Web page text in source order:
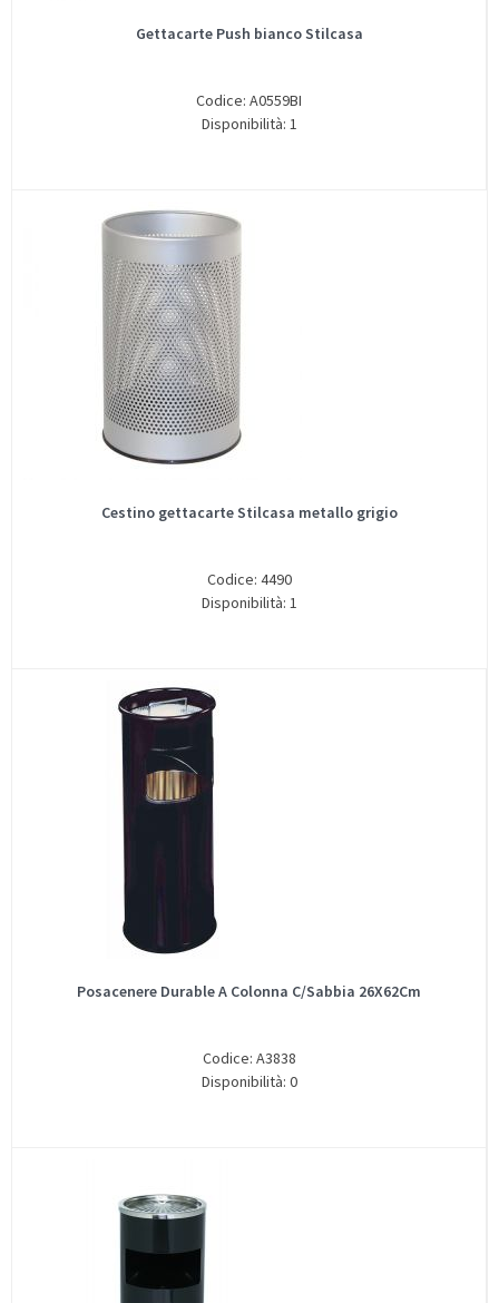
Gettacarte Push bianco Stilcasa
Codice: A0559BI
Disponibilità: 1
Cestino gettacarte Stilcasa metallo grigio
Codice: 4490
Disponibilità: 1
Posacenere Durable A Colonna C/Sabbia 26X62Cm
Codice: A3838
Disponibilità: 0